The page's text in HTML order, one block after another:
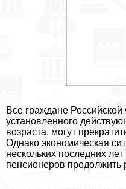
Все граждане
установленного
возраста, могут
Однако экономическая
нескольких последних
пенсионеров продолжить